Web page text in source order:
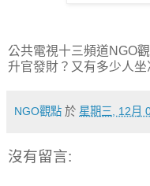
公共電視十三頻道NGO
升官發財？又有多少人坐
NGO觀點 於 星期三, 12月
沒有留言: